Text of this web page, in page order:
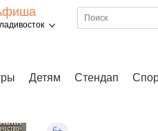
Детям Стендап